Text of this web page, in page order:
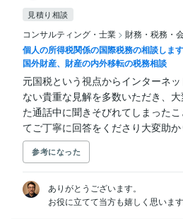
見積り相談
コンサルティング・士業 > 財務・税務・
個人の所得税関係の国際税務の相談しま
国外財産、財産の内外移転の税務相談
元国税という視点からインターネ
ない貴重な見解を多数いただき、
た通話中に聞きそびれてしまった
てご丁寧に回答をくださり大変助
参考になった
ありがとうございます。
お役に立てて当方も嬉しく思います